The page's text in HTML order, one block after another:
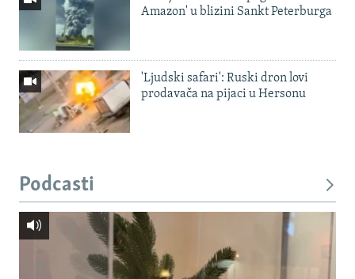
Amazon' u blizini Sankt Peterburga
'Ljudski safari': Ruski dron lovi
prodavača na pijaci u Hersonu
Podcasti